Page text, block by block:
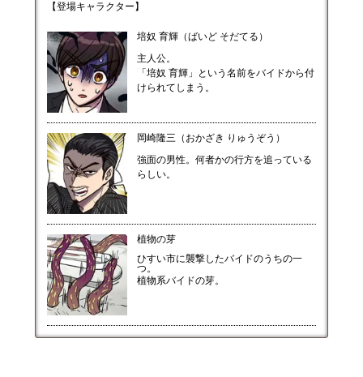
【登場キャラクター】
培奴 育輝（ばいど そだてる）
主人公。
「培奴 育輝」という名前をバイドから付
けられてしまう。
岡崎隆三（おかざき りゅうぞう）
強面の男性。何者かの行方を追っている
らしい。
植物の芽
ひすい市に襲撃したバイドのうちの一
つ。
植物系バイドの芽。